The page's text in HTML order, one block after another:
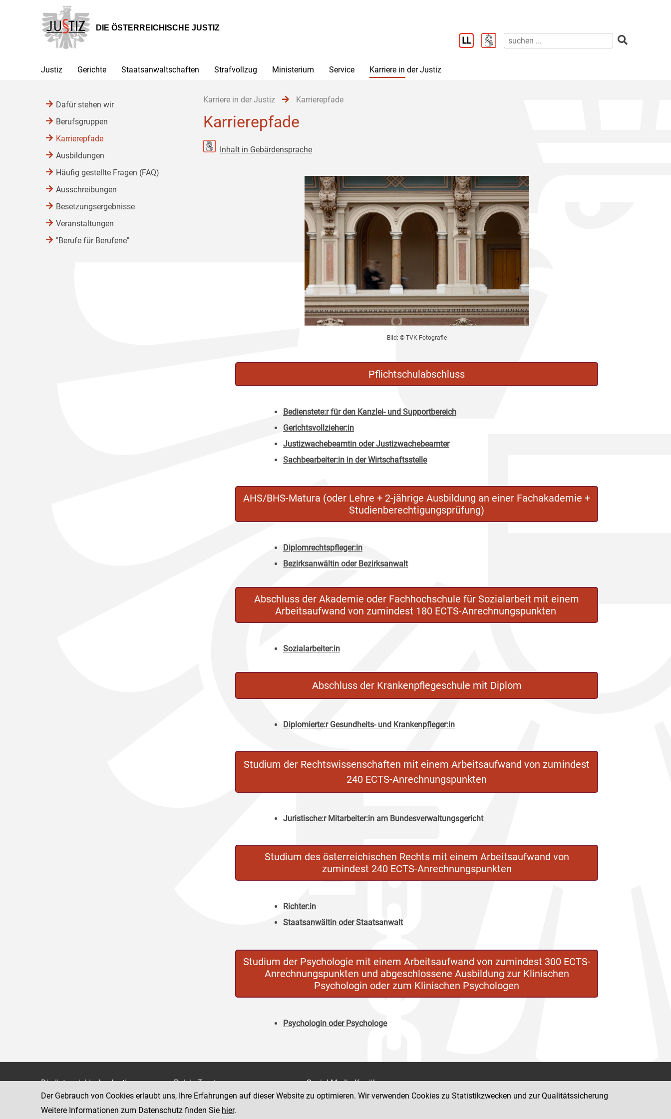
Hauptnavigation
[1]
Inhalt
[2]
Untermenü
[3]
DIE ÖSTERREICHISCHE JUSTIZ
Justiz Gerichte Staatsanwaltschaften Strafvollzug Ministerium Service Karriere in der Justiz
Karriere in der Justiz Karrierepfade
Karrierepfade
Inhalt in Gebärdensprache
Bild: © TVK Fotografie
Pflichtschulabschluss
Bedienstete:r für den Kanzlei- und Supportbereich
Gerichtsvollzieher:in
Justizwachebeamtin oder Justizwachebeamter
Sachbearbeiter:in in der Wirtschaftsstelle
AHS/BHS-Matura (oder Lehre + 2-jährige Ausbildung an einer Fachakademie +
Studienberechtigungsprüfung)
Diplomrechtspfleger:in
Bezirksanwältin oder Bezirksanwalt
Abschluss der Akademie oder Fachhochschule für Sozialarbeit mit einem
Arbeitsaufwand von zumindest 180 ECTS-Anrechnungspunkten
Sozialarbeiter:in
Abschluss der Krankenpflegeschule mit Diplom
Diplomierte:r Gesundheits- und Krankenpfleger:in
Studium der Rechtswissenschaften mit einem Arbeitsaufwand von zumindest
240 ECTS-Anrechnungspunkten
Juristische:r Mitarbeiter:in am Bundesverwaltungsgericht
Studium des österreichischen Rechts mit einem Arbeitsaufwand von
zumindest 240 ECTS-Anrechnungspunkten
Richter:in
Staatsanwältin oder Staatsanwalt
Studium der Psychologie mit einem Arbeitsaufwand von zumindest 300 ECTS-
Anrechnungspunkten und abgeschlossene Ausbildung zur Klinischen
Psychologin oder zum Klinischen Psychologen
Psychologin oder Psychologe
Dafür stehen wir
Berufsgruppen
Karrierepfade
Ausbildungen
Häufig gestellte Fragen (FAQ)
Ausschreibungen
Besetzungsergebnisse
Veranstaltungen
"Berufe für Berufene"
Die österreichische Justiz
Bundesministerium für Justiz
justiz.gv.at
Palais Trautson
Museumstraße 7
1070 Wien
Social Media Kanäle
der Justiz und des BMJ
Der Gebrauch von Cookies erlaubt uns, Ihre Erfahrungen auf dieser Website zu optimieren. Wir verwenden Cookies zu Statistikzwecken und zur Qualitätssicherung
Weitere Informationen zum Datenschutz finden Sie hier.